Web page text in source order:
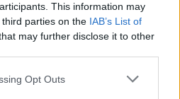
This information may
parties on the IAB’s List of
may further disclose it to other
app uses one or more Google
Opt Outs
με τονOzzy Osbourne
μεγαλύτερη